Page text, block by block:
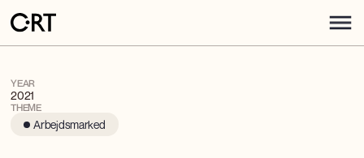
YEAR
2021
THEME
Arbejdsmarked